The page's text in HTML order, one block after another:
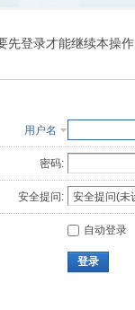
先登录才能继续本操作
用户名
密码:
安全提问:
自动登录
登录